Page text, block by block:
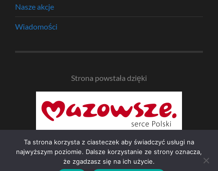
Nasze akcje
Wiadomości
Strona powstała dzięki
Ta strona korzysta z ciasteczek aby świadczyć usługi na
najwyższym poziomie. Dalsze korzystanie ze strony oznacza,
że zgadzasz się na ich użycie.